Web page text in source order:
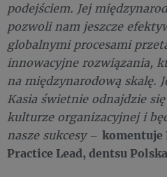
podejściem. Jej
pozwoli nam jeszcze
globalnymi procesami
innowacyjne rozwiązania,
na międzynarodową skalę.
Kasia świetnie odnajdzie
kulturze organizacyjnej i
nasze sukcesy – komentuje
Practice Lead, dentsu